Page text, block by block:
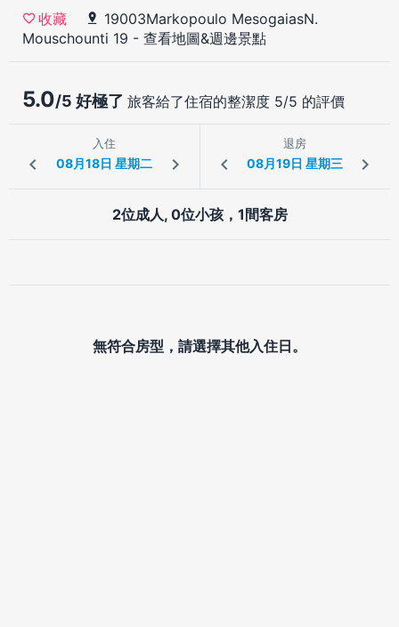
收藏
19003Markopoulo MesogaiasN.
Mouschounti 19 - 查看地圖&週邊景點
5.0/5 好極了 旅客給了住宿的整潔度 5/5 的評價
入住 退房
2位成人, 0位小孩，1間客房
無符合房型，請選擇其他入住日。